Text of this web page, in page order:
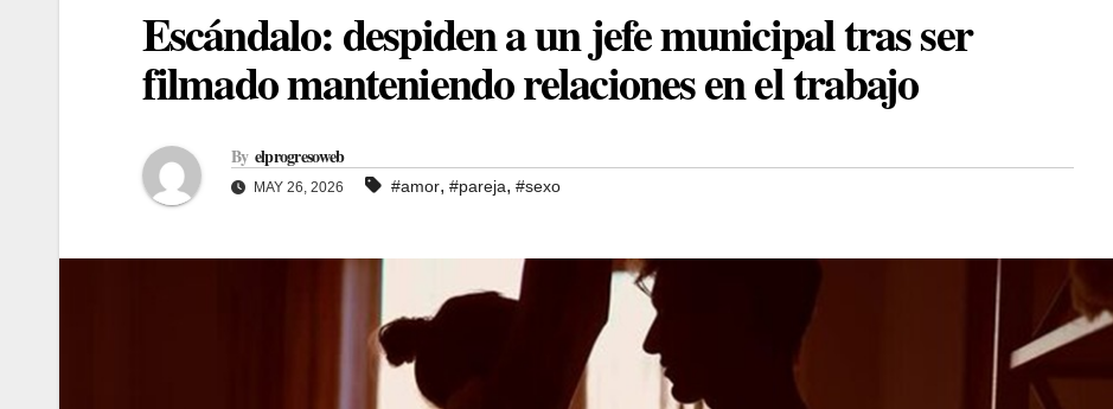
Escándalo: despiden a un jefe municipal tras ser
filmado manteniendo relaciones en el trabajo
By elprogresoweb
MAY 26, 2026 #amor, #pareja, #sexo